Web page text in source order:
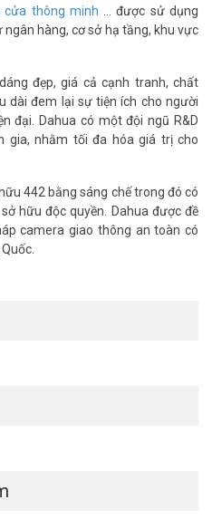
cửa thông minh … được sử dụng
hàng, cơ sở hạ tầng, khu vực
đẹp, giá cả cạnh tranh, chất
dài đem lại sự tiện ích cho người
đại. Dahua có một đội ngũ R&D
gia, nhằm tối đa hóa giá trị cho
442 bằng sáng chế trong đó có
hữu độc quyền. Dahua được đề
camera giao thông an toàn có